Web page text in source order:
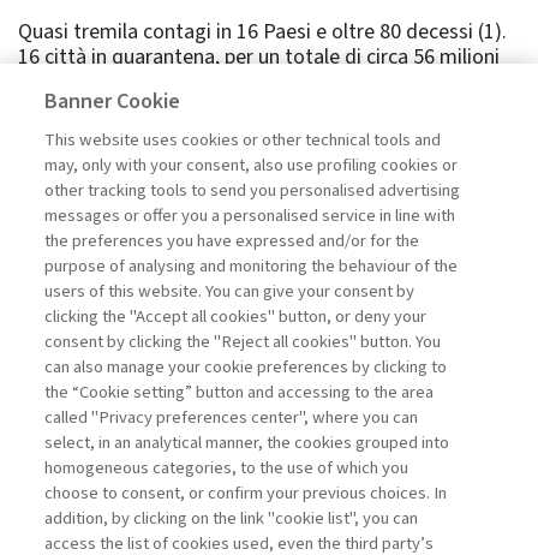
Quasi tremila contagi in 16 Paesi e oltre 80 decessi (1).
16 città in quarantena, per un totale di circa 56 milioni
popolazione italiana per dare un’idea). Da Wuhan
lamentano supermercati vuoti (2), prezzi al dettaglio
triplicati, mascherine e disinfettanti ormai introvabili,
ospedali affollatissimi (3), letti e personale medico
carente. E mentre la tv di Stato santifica la figura di
Liang Wudong, medico in pensione richiamato per
affrontare l'emergenza, contagiato dal virus e deceduto
«sul campo», i social sono pieni di video di cittadini in ...
Precedente 1 2 3 4
Banner Cookie
This website uses cookies or other technical tools and
may, only with your consent, also use profiling cookies or
other tracking tools to send you personalised advertising
messages or offer you a personalised service in line with
the preferences you have expressed and/or for the
purpose of analysing and monitoring the behaviour of the
users of this website. You can give your consent by
clicking the "Accept all cookies" button, or deny your
consent by clicking the "Reject all cookies" button. You
can also manage your cookie preferences by clicking to
the “Cookie setting” button and accessing to the area
called "Privacy preferences center", where you can
select, in an analytical manner, the cookies grouped into
homogeneous categories, to the use of which you
choose to consent, or confirm your previous choices. In
addition, by clicking on the link "cookie list", you can
access the list of cookies used, even the third party’s